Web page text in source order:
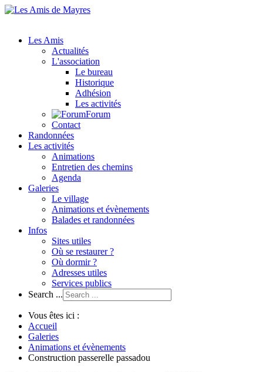
Les Amis
Actualités
L'association
Le bureau
Historique
Adhésion
Les activités
Forum
Contact
Randonnées
Les activités
Animations
Entretien des chemins
Agenda
Galeries
Le village
Animations et évènements
Balades et randonnées
Infos
Sites utiles
Où se restaurer ?
Où dormir ?
Adresses utiles
Services publics
Search ...
Vous êtes ici :
Accueil
Galeries
Animations et évènements
Construction passerelle passadou